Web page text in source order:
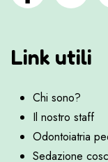
Link utili
Chi sono?
Il nostro staff
Odontoiatria
Sedazione